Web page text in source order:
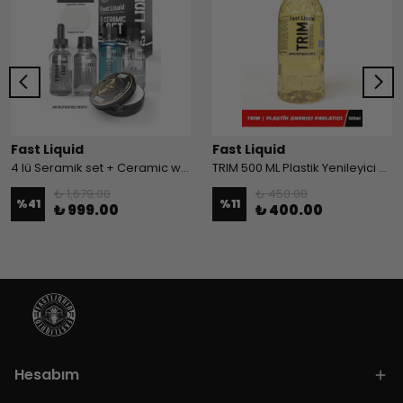
Fast Liquid
4 lü Seramik set + Ceramic wax
%41
₺ 1,679.00
₺ 999.00
Fast Liquid
TRIM 500 ML Plastik Yenileyici Parlatıcı Onarıcı
%11
₺ 450.00
₺ 400.00
Hesabım